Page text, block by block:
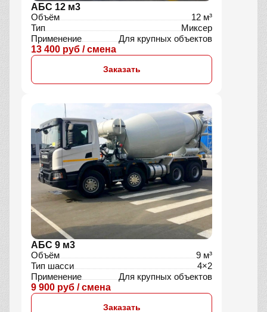
АБС 12 м3
Объём
12 м³
Тип
Миксер
Применение
Для крупных объектов
13 400 руб / смена
Заказать
АБС 9 м3
Объём
9 м³
Тип шасси
4×2
Применение
Для крупных объектов
9 900 руб / смена
Заказать